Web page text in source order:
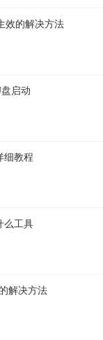
效的解决方法
启动
细教程
么工具
解决方法